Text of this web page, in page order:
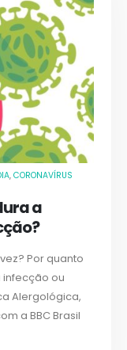
,CORONAVÍRUS
a
Por quanto
ou
Alergológica,
a BBC Brasil